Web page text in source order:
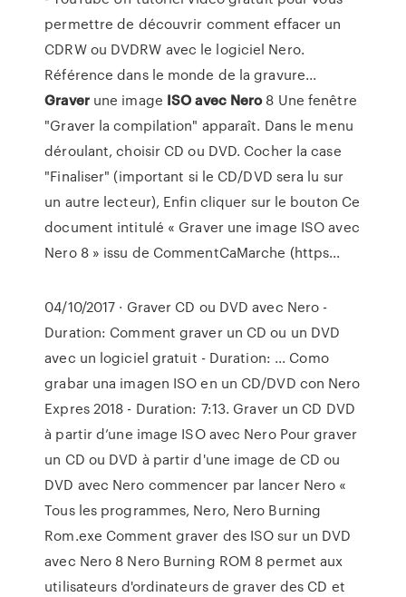
permettre de découvrir comment effacer un
CDRW ou DVDRW avec le logiciel Nero.
Référence dans le monde de la gravure...
Graverune image ISO avec Nero8 Une fenêtre
"Graver la compilation" apparaît. Dans le menu
déroulant, choisir CD ou DVD. Cocher la case
"Finaliser" (important si le CD/DVD sera lu sur
un autre lecteur), Enfin cliquer sur le bouton Ce
document intitulé « Graver une image ISO avec
Nero 8 » issu de CommentCaMarche (https...
04/10/2017 · Graver CD ou DVD avec Nero -
Duration: Comment graver un CD ou un DVD
avec un logiciel gratuit - Duration: ... Como
grabar una imagen ISO en un CD/DVD con Nero
Expres 2018 - Duration: 7:13. Graver un CD DVD
à partir d’une image ISO avec Nero Pour graver
un CD ou DVD à partir d'une image de CD ou
DVD avec Nero commencer par lancer Nero «
Tous les programmes, Nero, Nero Burning
Rom.exe Comment graver des ISO sur un DVD
avec Nero 8 Nero Burning ROM 8 permet aux
utilisateurs d'ordinateurs de graver des CD et